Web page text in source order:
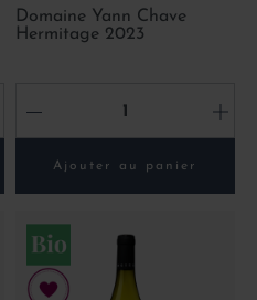
Domaine Yann Chave
Hermitage 2023
- +
Ajouter au panier